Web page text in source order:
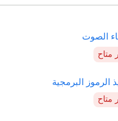
الصوت
متاح
الرموز البرمجية
متاح